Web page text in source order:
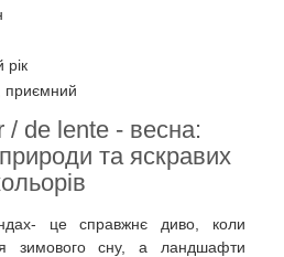
приємний
/ de lente - весна:
та яскравих
це справжнє диво, коли
зимового сну, а ландшафти